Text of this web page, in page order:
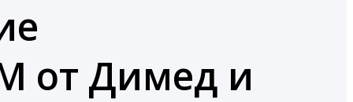
от Димед и